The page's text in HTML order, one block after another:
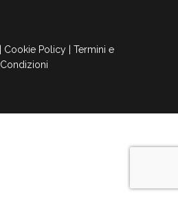
Cookie Policy| Termini e
Condizioni